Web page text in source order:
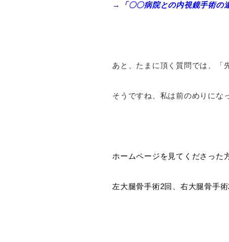
→「〇〇病院との内視鏡手術の
あと、たまに頂く質問では、「
そうですね、私は前のめりにな
ホームページを見てくださった
左大腿骨手術2回、右大腿骨手術